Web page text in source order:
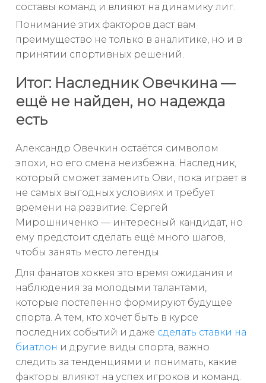
составы команд и влияют на динамику лиг.
Понимание этих факторов даст вам
преимущество не только в аналитике, но и в
принятии спортивных решений.
Итог: Наследник Овечкина —
ещё не найден, но надежда
есть
Александр Овечкин остаётся символом
эпохи, но его смена неизбежна. Наследник,
который сможет заменить Ови, пока играет в
не самых выгодных условиях и требует
времени на развитие. Сергей
Мирошниченко — интересный кандидат, но
ему предстоит сделать ещё много шагов,
чтобы занять место легенды.
Для фанатов хоккея это время ожидания и
наблюдения за молодыми талантами,
которые постепенно формируют будущее
спорта. А тем, кто хочет быть в курсе
последних событий и даже сделать ставки на
биатлон и другие виды спорта, важно
следить за тенденциями и понимать, какие
факторы влияют на успех игроков и команд.